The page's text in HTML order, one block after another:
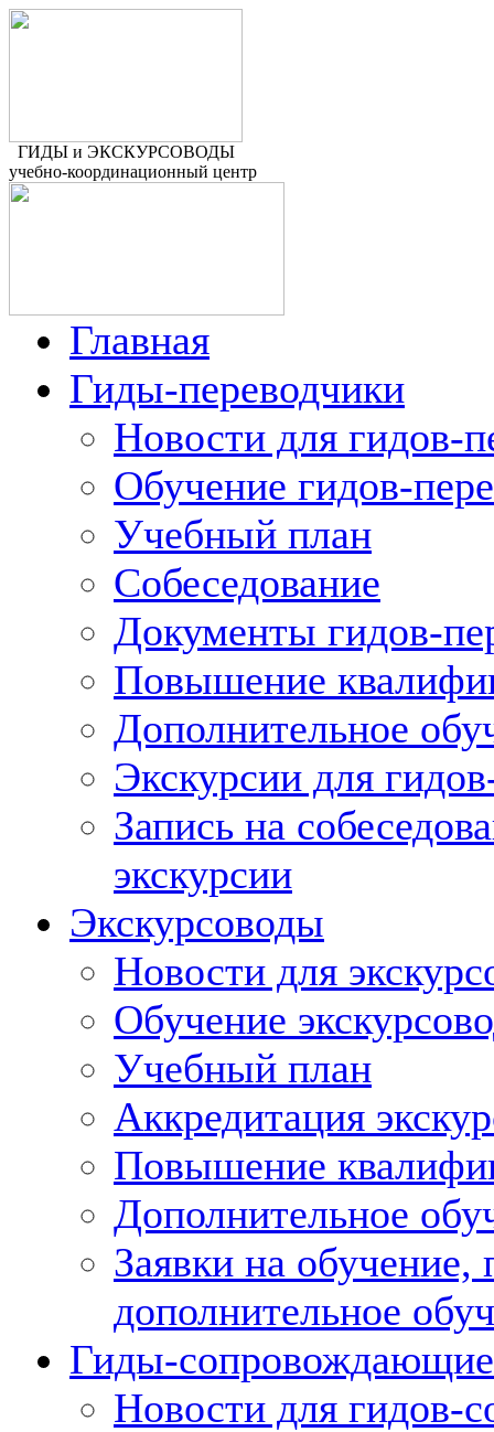
ГИДЫ и ЭКСКУРСОВОДЫ
учебно-координационный центр
Главная
Гиды-переводчики
Новости для гидов-
Обучение гидов-
Учебный план
Собеседование
Документы гидов-
Повышение
Дополнительное
Экскурсии для
Запись на
экскурсии
Экскурсоводы
Новости для
Обучение
Учебный план
Аккредитация
Повышение
Дополнительное
Заявки на
дополнительное
Гиды-сопровождающие
Новости для гидов-